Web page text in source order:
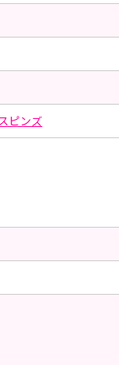
ピンズ